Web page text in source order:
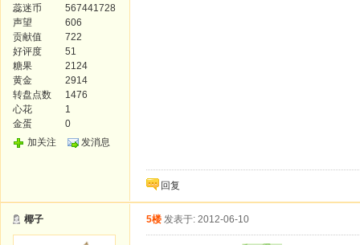
蕊迷币
567441728
声望
606
贡献值
722
好评度
51
糖果
2124
黄金
2914
转盘点数
1476
心花
1
金蛋
0
加关注
发消息
回复
椰子 5楼 发表于: 2012-06-10